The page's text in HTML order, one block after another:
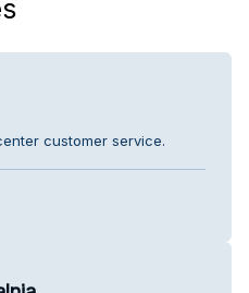
customer service.